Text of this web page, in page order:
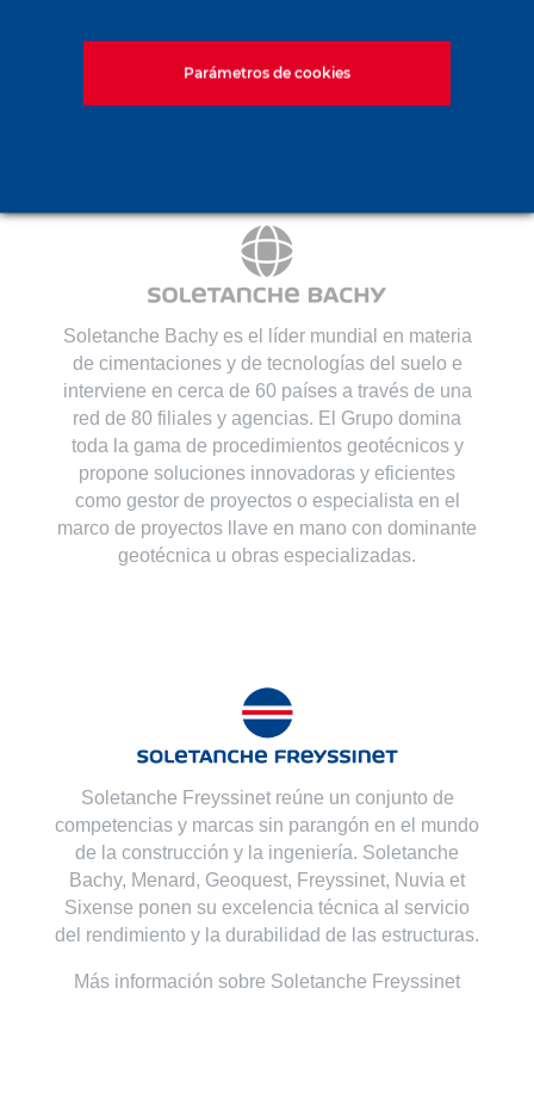
Contacto
Soletanche Bachy es el líder mundial en materia
de cimentaciones y de tecnologías del suelo e
interviene en cerca de 60 países a través de una
red de 80 filiales y agencias. El Grupo domina
toda la gama de procedimientos geotécnicos y
propone soluciones innovadoras y eficientes
como gestor de proyectos o especialista en el
marco de proyectos llave en mano con dominante
geotécnica u obras especializadas.
Soletanche Freyssinet reúne un conjunto de
competencias y marcas sin parangón en el mundo
de la construcción y la ingeniería. Soletanche
Bachy, Menard, Geoquest, Freyssinet, Nuvia et
Sixense ponen su excelencia técnica al servicio
del rendimiento y la durabilidad de las estructuras.
Más información sobre Soletanche Freyssinet
Parámetros de cookies